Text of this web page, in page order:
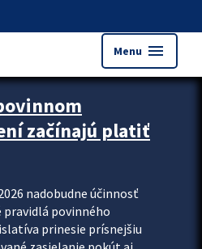
Menu menu
začínajú platiť
nadobudne účinnosť
pravidlá povinného
prinesie prísnejšiu